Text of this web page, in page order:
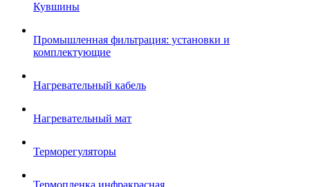
Кувшины
Промышленная фильтрация: установки и
комплектующие
Нагревательный кабель
Нагревательный мат
Терморегуляторы
Термопленка инфракрасная